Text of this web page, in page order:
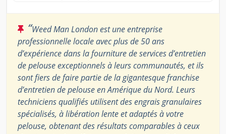
“Weed Man London est une entreprise
professionnelle locale avec plus de 50 ans
d’expérience dans la fourniture de services d’entretien
de pelouse exceptionnels à leurs communautés, et ils
sont fiers de faire partie de la gigantesque franchise
d’entretien de pelouse en Amérique du Nord. Leurs
techniciens qualifiés utilisent des engrais granulaires
spécialisés, à libération lente et adaptés à votre
pelouse, obtenant des résultats comparables à ceux